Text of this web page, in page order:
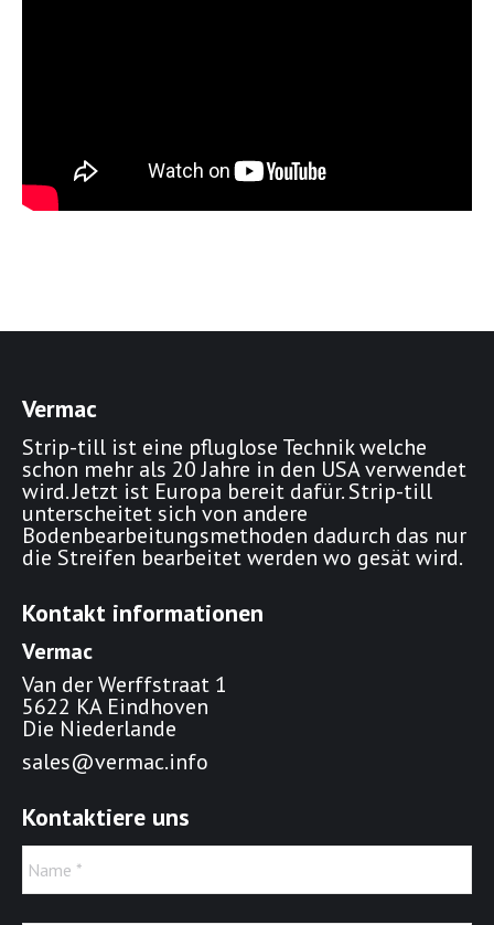
Vermac
Strip-till ist eine pfluglose Technik welche
schon mehr als 20 Jahre in den USA verwendet
wird. Jetzt ist Europa bereit dafür. Strip-till
unterscheitet sich von andere
Bodenbearbeitungsmethoden dadurch das nur
die Streifen bearbeitet werden wo gesät wird.
Kontakt informationen
Vermac
Van der Werffstraat 1
5622 KA Eindhoven
Die Niederlande
sales@vermac.info
Kontaktiere uns